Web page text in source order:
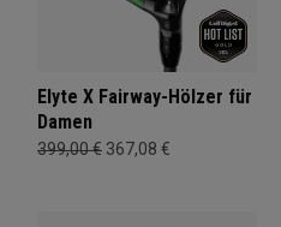
Elyte X Fairway-Hölzer für
Damen
399,00 € 367,08 €